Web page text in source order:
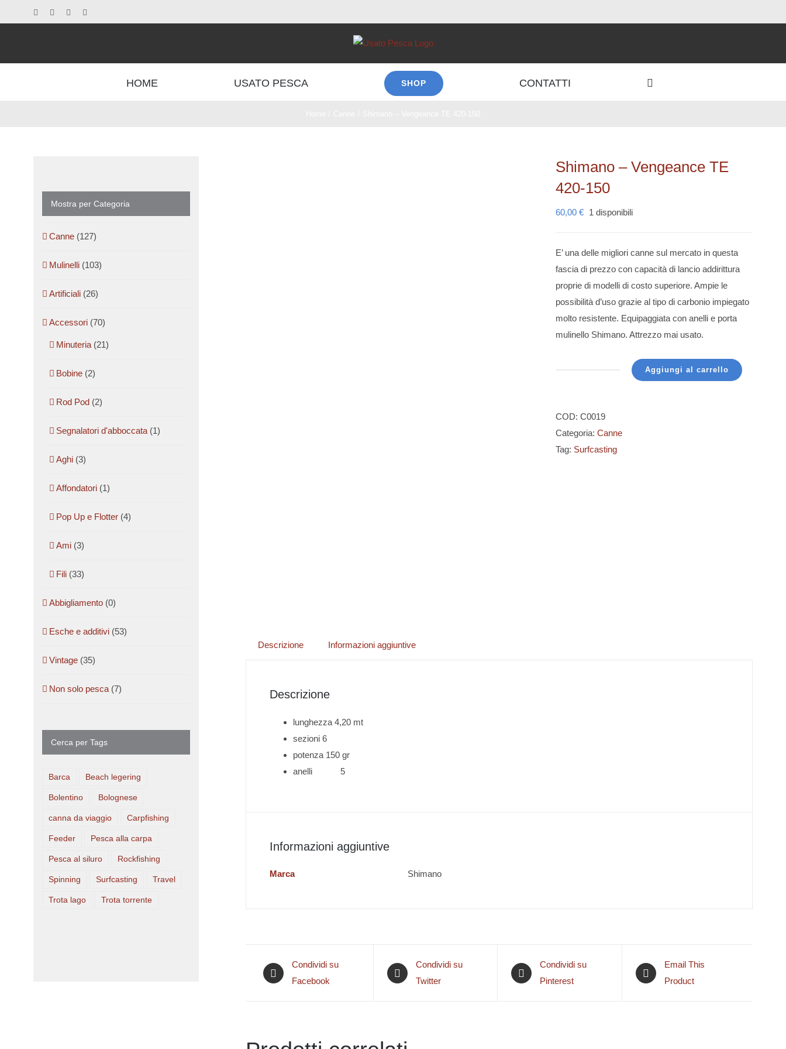
al
Facebook Instagram
HOME USATO PESCA SHOP CONTATTI
Shimano – Vengeance TE
420-150
60,00 € 1 disponibili
E’ una delle migliori canne sul mercato in questa
fascia di prezzo con capacità di lancio addirittura
proprie di modelli di costo superiore. Ampie le
possibilità d’uso grazie al tipo di carbonio impiegato
molto resistente. Equipaggiata con anelli e porta
mulinello Shimano. Attrezzo mai usato.
Aggiungi al carrello
COD: C0019
Categoria: Canne
Tag: Surfcasting
Descrizione Informazioni aggiuntive
Descrizione
lunghezza 4,20 mt
sezioni 6
potenza 150 gr
anelli 5
Informazioni aggiuntive
Marca Shimano
Condividi su
Facebook
Condividi su
Twitter
Condividi su
Pinterest
Email This
Product
Mostra per Categoria
Canne (127)
Mulinelli (103)
Artificiali (26)
Accessori (70)
Minuteria (21)
Bobine (2)
Rod Pod (2)
Segnalatori d'abboccata (1)
Aghi (3)
Affondatori (1)
Pop Up e Flotter (4)
Ami (3)
Fili (33)
Abbigliamento (0)
Esche e additivi (53)
Vintage (35)
Non solo pesca (7)
Cerca per Tags
Barca Beach legering
Bolentino Bolognese
canna da viaggio Carpfishing
Feeder Pesca alla carpa
Pesca al siluro Rockfishing
Spinning Surfcasting Travel
Trota lago Trota torrente